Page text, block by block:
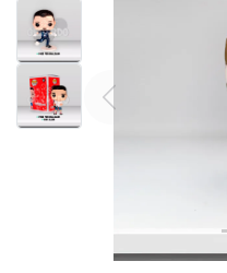
Previous